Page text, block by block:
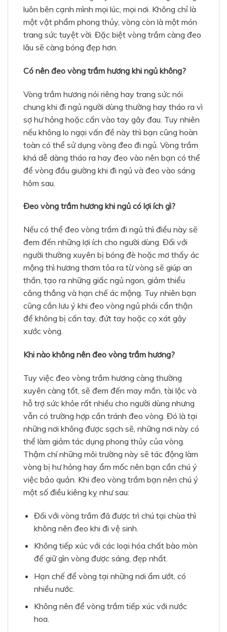
luôn bên cạnh mình mọi lúc, mọi nơi. Không chỉ là
một vật phẩm phong thủy, vòng còn là một món
trang sức tuyệt vời. Đặc biệt vòng trầm càng đeo
lâu sẽ càng bóng đẹp hơn.
Có nên đeo vòng trầm hương khi ngủ không?
Vòng trầm hương nói riêng hay trang sức nói
chung khi đi ngủ người dùng thường hay tháo ra vì
sợ hư hỏng hoặc cấn vào tay gây đau. Tuy nhiên
nếu không lo ngại vấn đề này thì bạn cũng hoàn
toàn có thể sử dụng vòng đeo đi ngủ. Vòng trầm
khá dễ dàng tháo ra hay đeo vào nên bạn có thể
để vòng đầu giường khi đi ngủ và đeo vào sáng
hôm sau.
Đeo vòng trầm hương khi ngủ có lợi ích gì?
Nếu có thể đeo vòng trầm đi ngủ thì điều này sẽ
đem đến những lợi ích cho người dùng. Đối với
người thường xuyên bị bóng đè hoặc mơ thấy ác
mộng thì hương thơm tỏa ra từ vòng sẽ giúp an
thần, tạo ra những giấc ngủ ngon, giảm thiểu
căng thẳng và hạn chế ác mộng. Tuy nhiên bạn
cũng cần lưu ý khi đeo vòng ngủ phải cẩn thận
để không bị cấn tay, đứt tay hoặc cọ xát gây
xước vòng.
Khi nào không nên đeo vòng trầm hương?
Tuy việc đeo vòng trầm hương càng thường
xuyên càng tốt, sẽ đem đến may mắn, tài lộc và
hỗ trợ sức khỏe rất nhiều cho người dùng nhưng
vẫn có trường hợp cần tránh đeo vòng. Đó là tại
những nơi không được sạch sẽ, những nơi này có
thể làm giảm tác dụng phong thủy của vòng.
Thậm chí những môi trường này sẽ tác động làm
vòng bị hư hỏng hay ẩm mốc nên bạn cần chú ý
việc bảo quản. Khi đeo vòng trầm bạn nên chú ý
một số điều kiêng kỵ như sau:
Đối với vòng trầm đã được trì chú tại chùa thì
không nên đeo khi đi vệ sinh.
Không tiếp xúc với các loại hóa chất bào mòn
để giữ gìn vòng được sáng, đẹp nhất.
Hạn chế để vòng tại những nơi ẩm ướt, có
nhiều nước.
Không nên để vòng trầm tiếp xúc với nước
hoa.